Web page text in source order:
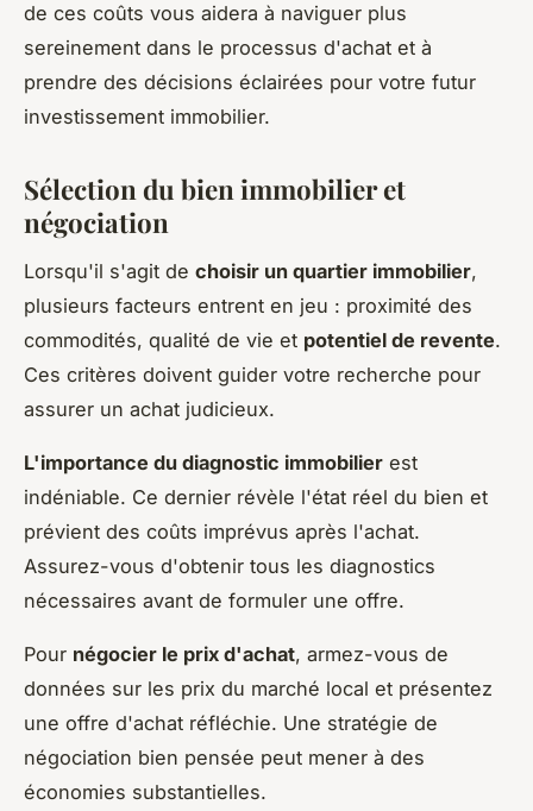
de ces coûts vous aidera à naviguer plus
sereinement dans le processus d'achat et à
prendre des décisions éclairées pour votre futur
investissement immobilier.
Sélection du bien immobilier et
négociation
Lorsqu'il s'agit de choisir un quartier immobilier,
plusieurs facteurs entrent en jeu : proximité des
commodités, qualité de vie et potentiel de revente.
Ces critères doivent guider votre recherche pour
assurer un achat judicieux.
L'importance du diagnostic immobilier est
indéniable. Ce dernier révèle l'état réel du bien et
prévient des coûts imprévus après l'achat.
Assurez-vous d'obtenir tous les diagnostics
nécessaires avant de formuler une offre.
Pour négocier le prix d'achat, armez-vous de
données sur les prix du marché local et présentez
une offre d'achat réfléchie. Une stratégie de
négociation bien pensée peut mener à des
économies substantielles.